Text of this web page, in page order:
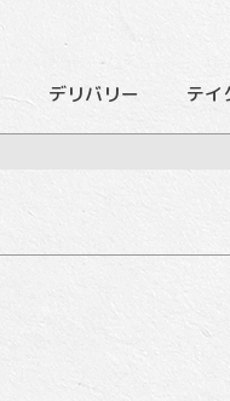
デリバリー テイ